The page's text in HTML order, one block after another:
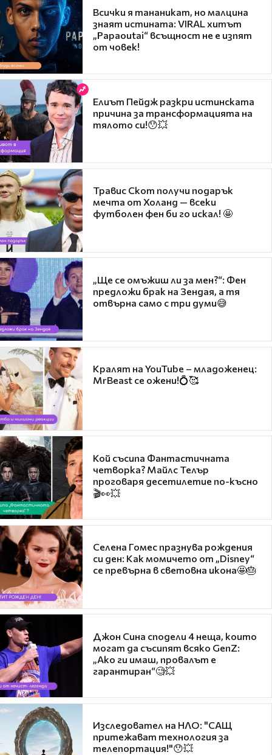
Всички я тананикат, но малцина
знаят истината: VIRAL хитът
„Papaoutai“ всъщност не е изпят
от човек!
Елиът Пейдж разкри истинската
причина за трансформацията на
тялото си!😯💥
Травис Скот получи подарък
мечта от Холанд — всеки
футболен фен би го искал! 🤩
„Ще се омъжиш ли за мен?“: Фен
предложи брак на Зендая, а тя
отвърна само с три думи😅
Кралят на YouTube – младоженец:
MrBeast се ожени!💍🥰
Кой съсипа Фантастичната
четворка? Майлс Телър
проговаря десетилетие по-късно
🎬👀💥
Селена Гомес празнува рождения
си ден: Как момичето от „Disney“
се превърна в световна икона🤩🎂
Джон Сина сподели 4 неща, които
могат да съсипят всяко GenZ:
„Ако ги имаш, провалът е
гарантиран“🧐💥
Изследовател на НЛО: "САЩ
притежават технология за
телепортация!"😯💥